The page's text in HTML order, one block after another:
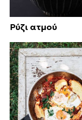
Ρύζι ατμού